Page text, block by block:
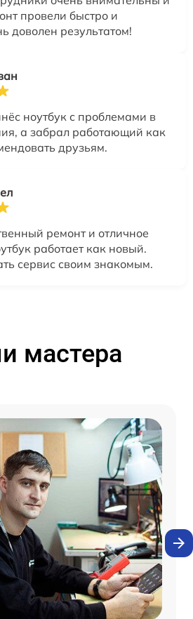
провели быстро и
доволен результатом!
ноутбук с проблемами в
а забрал работающий как
друзьям.
ремонт и отличное
работает как новый.
сервис своим знакомым.
мастера